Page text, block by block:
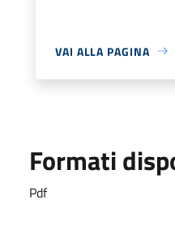
VAI ALLA PAGINA
Formati
Pdf